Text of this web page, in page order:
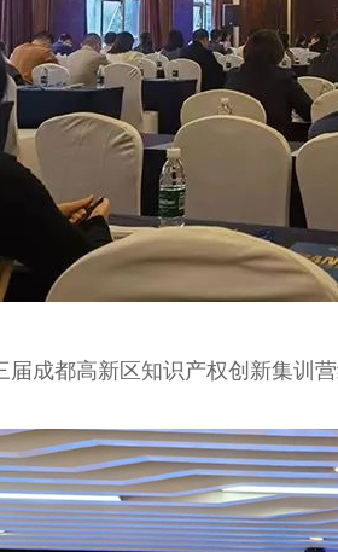
届成都高新区知识产权创新集训